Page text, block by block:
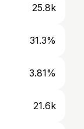
25.8k
31.3%
3.81%
21.6k